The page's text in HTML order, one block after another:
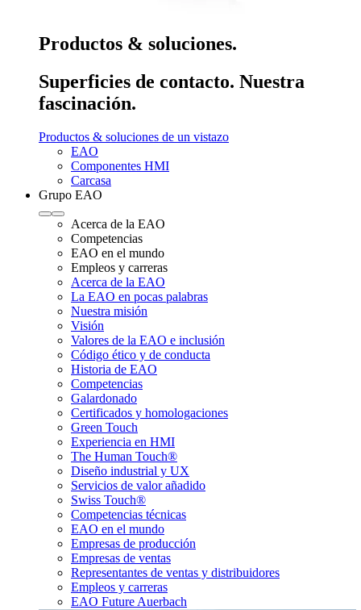
Productos & soluciones.
Superficies de contacto. Nuestra
fascinación.
Productos & soluciones de un vistazo
EAO
Componentes HMI
Carcasa
Grupo EAO
Acerca de la EAO
Competencias
EAO en el mundo
Empleos y carreras
Acerca de la EAO
La EAO en pocas palabras
Nuestra misión
Visión
Valores de la EAO e inclusión
Código ético y de conducta
Historia de EAO
Competencias
Galardonado
Certificados y homologaciones
Green Touch
Experiencia en HMI
The Human Touch®
Diseño industrial y UX
Servicios de valor añadido
Swiss Touch®
Competencias técnicas
EAO en el mundo
Empresas de producción
Empresas de ventas
Representantes de ventas y distribuidores
Empleos y carreras
EAO Future Auerbach